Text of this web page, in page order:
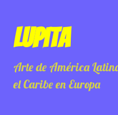
Lupita
Arte de América
el Caribe en Europa